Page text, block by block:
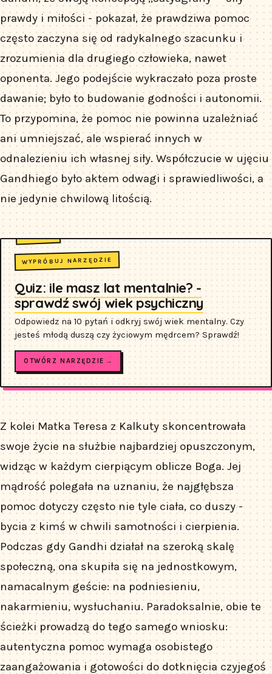
prawdy i miłości - pokazał, że prawdziwa pomoc
często zaczyna się od radykalnego szacunku i
zrozumienia dla drugiego człowieka, nawet
oponenta. Jego podejście wykraczało poza proste
dawanie; było to budowanie godności i autonomii.
To przypomina, że pomoc nie powinna uzależniać
ani umniejszać, ale wspierać innych w
odnalezieniu ich własnej siły. Współczucie w ujęciu
Gandhiego było aktem odwagi i sprawiedliwości, a
nie jedynie chwilową litością.
WYPRÓBUJ NARZĘDZIE
Quiz: ile masz lat mentalnie? -
sprawdź swój wiek psychiczny
Odpowiedz na 10 pytań i odkryj swój wiek mentalny. Czy
jesteś młodą duszą czy życiowym mędrcem? Sprawdź!
OTWÓRZ NARZĘDZIE →
Z kolei Matka Teresa z Kalkuty skoncentrowała
swoje życie na służbie najbardziej opuszczonym,
widząc w każdym cierpiącym oblicze Boga. Jej
mądrość polegała na uznaniu, że najgłębsza
pomoc dotyczy często nie tyle ciała, co duszy -
bycia z kimś w chwili samotności i cierpienia.
Podczas gdy Gandhi działał na szeroką skalę
społeczną, ona skupiła się na jednostkowym,
namacalnym geście: na podniesieniu,
nakarmieniu, wysłuchaniu. Paradoksalnie, obie te
ścieżki prowadzą do tego samego wniosku:
autentyczna pomoc wymaga osobistego
zaangażowania i gotowości do dotknięcia czyjegoś